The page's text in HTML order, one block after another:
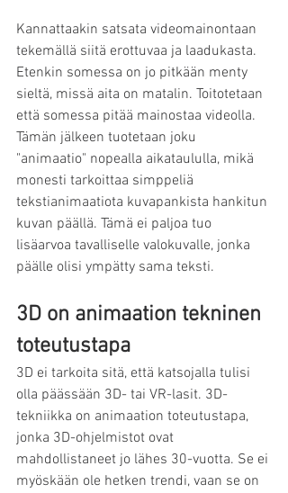
Kannattaakin satsata videomainontaan
tekemällä siitä erottuvaa ja laadukasta.
Etenkin somessa on jo pitkään menty
sieltä, missä aita on matalin. Toitotetaan
että somessa pitää mainostaa videolla.
Tämän jälkeen tuotetaan joku
"animaatio" nopealla aikataululla, mikä
monesti tarkoittaa simppeliä
tekstianimaatiota kuvapankista hankitun
kuvan päällä. Tämä ei paljoa tuo
lisäarvoa tavalliselle valokuvalle, jonka
päälle olisi ympätty sama teksti.
3D on animaation tekninen
toteutustapa
3D ei tarkoita sitä, että katsojalla tulisi
olla päässään 3D- tai VR-lasit. 3D-
tekniikka on animaation toteutustapa,
jonka 3D-ohjelmistot ovat
mahdollistaneet jo lähes 30-vuotta. Se ei
myöskään ole hetken trendi, vaan se on